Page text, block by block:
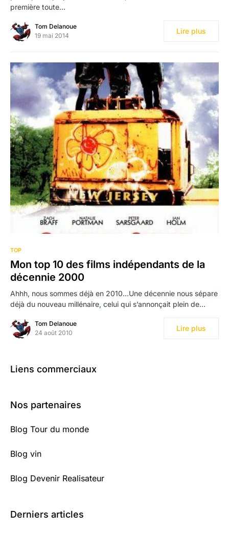
première toute…
Tom Delanoue
19 mai 2014
Lire plus
TOP
Mon top 10 des films indépendants de la
décennie 2000
Ahhh, nous sommes déjà en 2010…Une décennie nous sépare
déjà du nouveau millénaire, celui qui s’annonçait plein de…
Tom Delanoue
24 août 2010
Lire plus
Liens commerciaux
Nos partenaires
Blog Tour du monde
Blog vin
Blog Devenir Realisateur
Derniers articles